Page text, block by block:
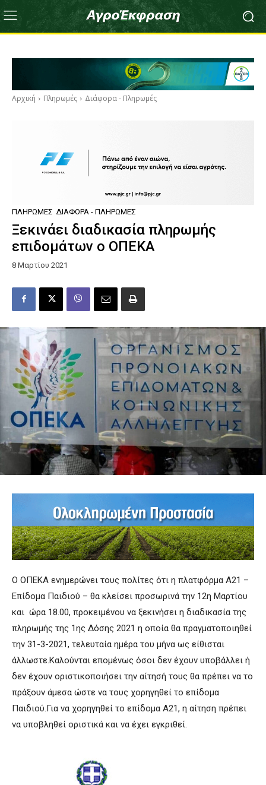
Αρχική Πληρωμές Διάφορα - Πληρωμές
ΠΛΗΡΩΜΈΣ ΔΙΆΦΟΡΑ - ΠΛΗΡΩΜΈΣ
Ξεκινάει διαδικασία πληρωμής
επιδομάτων ο ΟΠΕΚΑ
8 Μαρτίου 2021
Ο ΟΠΕΚΑ ενημερώνει τους πολίτες ότι η πλατφόρμα Α21 –
Επίδομα Παιδιού – θα κλείσει προσωρινά την 12η Μαρτίου
και ώρα 18.00, προκειμένου να ξεκινήσει η διαδικασία της
πληρωμής της 1ης Δόσης 2021 η οποία θα πραγματοποιηθεί
την 31-3-2021, τελευταία ημέρα του μήνα ως είθισται
άλλωστε.Καλούνται επομένως όσοι δεν έχουν υποβάλλει ή
δεν έχουν οριστικοποιήσει την αίτησή τους θα πρέπει να το
πράξουν άμεσα ώστε να τους χορηγηθεί το επίδομα
Παιδιού.Για να χορηγηθεί το επίδομα Α21, η αίτηση πρέπει
να υποβληθεί οριστικά και να έχει εγκριθεί.